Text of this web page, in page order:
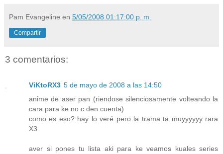
Pam Evangeline en 5/05/2008 01:17:00 p. m.
Compartir
3 comentarios:
ViKtoRX3 5 de mayo de 2008 a las 14:50
anime de aser pan (riendose silenciosamente volteando la
cara para ke no c den cuenta)
como es eso? hay lo veré pero la trama ta muyyyyyy rara
X3
aver si pones tu lista aki para ke veamos kuales series